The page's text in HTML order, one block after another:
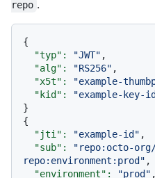
repo .
{
"typ":
"JWT" ,
"alg":
"RS256" ,
"x5t":
"example-
"kid":
"example-key-
}
{
"jti":
"example-id" ,
"sub":
"repo:octo-
repo:environment:prod" ,
"environment":
"prod" ,